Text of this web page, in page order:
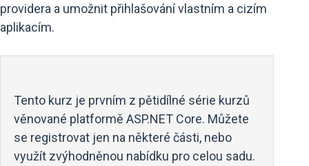
providera a umožnit přihlašování vlastním a cizím
aplikacím.
Tento kurz je prvním z pětidílné série kurzů
věnované platformě ASP.NET Core. Můžete
se registrovat jen na některé části, nebo
využít zvýhodněnou nabídku pro celou sadu.